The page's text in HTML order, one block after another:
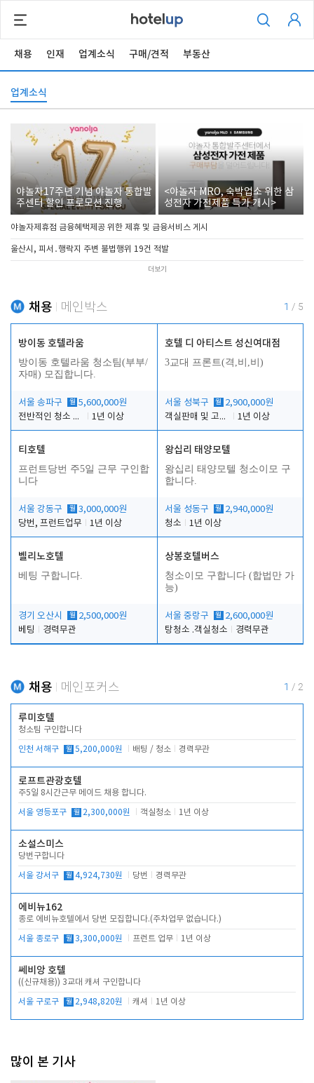
채용 인재 업계소식 구매/견적 부동산
업계소식
야놀자17주년 기념 야놀자 통합발
주센터 할인 프로모션 진행
<야놀자 MRO, 숙박업소 위한 삼
성전자 가전제품 특가 개시>
야놀자제휴점 금융혜택제공 위한 제휴 및 금융서비스 게시
울산시, 피서․행락지 주변 불법행위 19건 적발
더보기
채용 메인박스 1 / 5
방이동 호텔라움
방이동 호텔라움 청소팀(부부/
자매) 모집합니다.
서울 송파구 월 5,600,000원
전반적인 청소 업무(객실청소.객실정리)
1년 이상
호텔 디 아티스트 성신여대점
3교대 프론트(격,비,비)
서울 성북구 월 2,900,000원
객실판매 및 고객응대
1년 이상
티호텔
프런트당번 주5일 근무 구인합
니다
서울 강동구 월 3,000,000원
당번, 프런트업무
1년 이상
왕십리 태양모텔
왕십리 태양모텔 청소이모 구
합니다.
서울 성동구 월 2,940,000원
청소
1년 이상
벨리노호텔
베팅 구합니다.
경기 오산시 월 2,500,000원
베팅
경력무관
상봉호텔버스
청소이모 구합니다 (합법만 가
능)
서울 중랑구 월 2,600,000원
탕청소 .객실청소
경력무관
채용 메인포커스 1 / 2
루미호텔
청소팀 구인합니다
인천 서해구 월 5,200,000원 배팅 / 청소 경력무관
로프트관광호텔
주5일 8시간근무 메이드 채용 합니다.
서울 영등포구 월 2,300,000원 객실청소 1년 이상
소설스미스
당번구합니다
서울 강서구 월 4,924,730원 당번 경력무관
에비뉴162
종로 에비뉴호텔에서 당번 모집합니다.(주차업무 없습니다.)
서울 종로구 월 3,300,000원 프런트 업무 1년 이상
쎄비앙 호텔
((신규채용)) 3교대 캐셔 구인합니다
서울 구로구 월 2,948,820원 캐셔 1년 이상
많이 본 기사